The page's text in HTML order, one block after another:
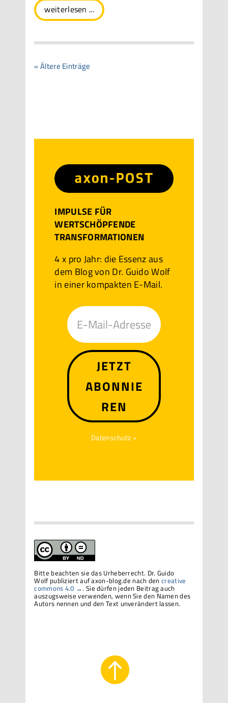
weiterlesen ...
« Ältere Einträge
IMPULSE FÜR
WERTSCHÖPFENDE
TRANSFORMATIONEN
4 x pro Jahr: die Essenz aus
dem Blog von Dr. Guido Wolf
in einer kompakten E-Mail.
JETZT
ABONNIE
REN
Datenschutz »
Bitte beachten sie das Urheberrecht. Dr. Guido
Wolf publiziert auf axon-blog.de nach dencreative
commons 4.0 →. Sie dürfen jeden Beitrag auch
auszugsweise verwenden, wenn Sie den Namen des
Autors nennen und den Text unverändert lassen.
